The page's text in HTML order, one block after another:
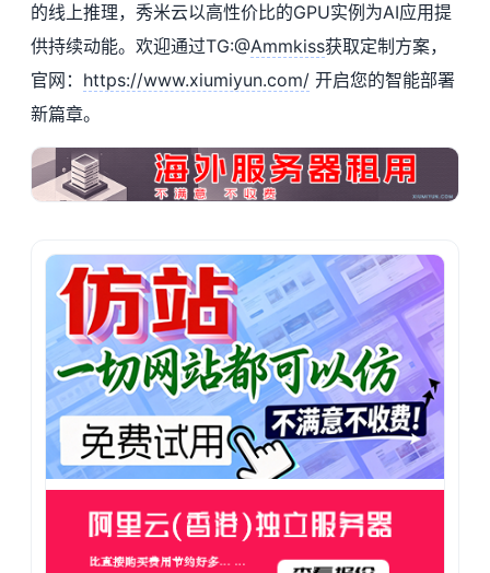
的线上推理，秀米云以高性价比的GPU实例为AI应用提
供持续动能。欢迎通过TG:@Ammkiss获取定制方案，
官网： https://www.xiumiyun.com/ 开启您的智能部署
新篇章。